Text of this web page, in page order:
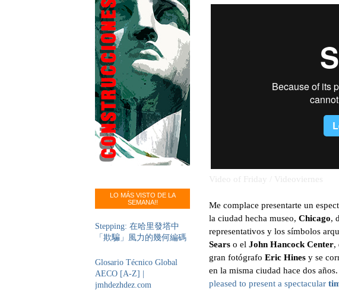
LO MÁS VISTO DE LA
SEMANA!!
Stepping: 在哈里發塔中
「欺騙」風力的幾何編碼
Glosario Técnico Global
AECO [A-Z] |
jmhdezhdez.com
Video of Friday / Videoviernes
Me complace presentarte un
la ciudad hecha museo, Chicago,
representativos y los símbolos
Sears o el John Hancock Center,
gran fotógrafo Eric Hines y se
en la misma ciudad hace dos
pleased to present a spectacular